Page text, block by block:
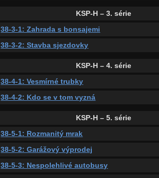
KSP-H – 3. série
38-3-1: Zahrada s bonsajemi
38-3-2: Stavba sjezdovky
KSP-H – 4. série
38-4-1: Vesmírné trubky
38-4-2: Kdo se v tom vyzná
KSP-H – 5. série
38-5-1: Rozmanitý mrak
38-5-2: Garážový výprodej
38-5-3: Nespolehlivé autobusy